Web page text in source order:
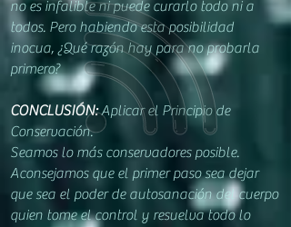
no es infalible ni puede curarlo todo ni a
todos. Pero habiendo esta posibilidad
inocua, ¿Qué razón hay para no probarla
primero?
CONCLUSIÓN: Aplicar el Principio de
Conservación.
Seamos lo más conservadores posible.
Aconsejamos que el primer paso sea dejar
que sea el poder de autosanación del cuerpo
quien tome el control y resuelva todo lo